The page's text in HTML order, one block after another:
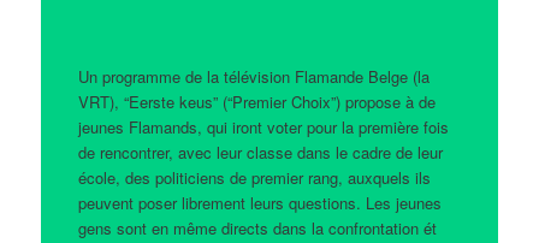
Un programme de la télévision Flamande Belge (la
VRT), “Eerste keus” (“Premier Choix”) propose à de
jeunes Flamands, qui iront voter pour la première fois
de rencontrer, avec leur classe dans le cadre de leur
école, des politiciens de premier rang, auxquels ils
peuvent poser librement leurs questions. Les jeunes
gens sont en même directs dans la confrontation ét